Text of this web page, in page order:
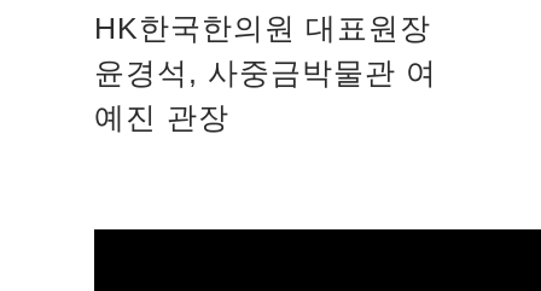
HK한국한의원 대표원장
윤경석, 사중금박물관 여
예진 관장